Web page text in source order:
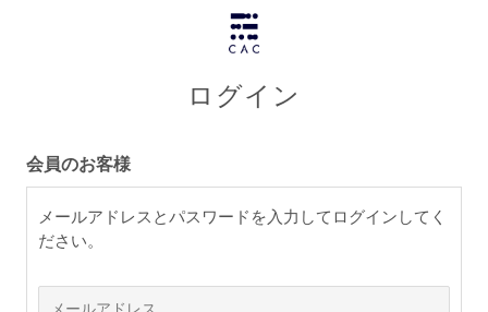
ログイン
会員のお客様
メールアドレスとパスワードを入力してログインしてく
ださい。